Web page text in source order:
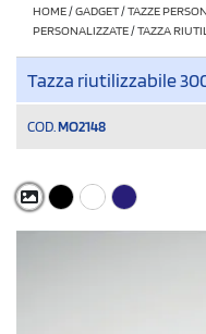
HOME/GADGET/TAZZE
PERSONALIZZATE/TAZZA
Tazza riutilizzabile
COD. MO2148